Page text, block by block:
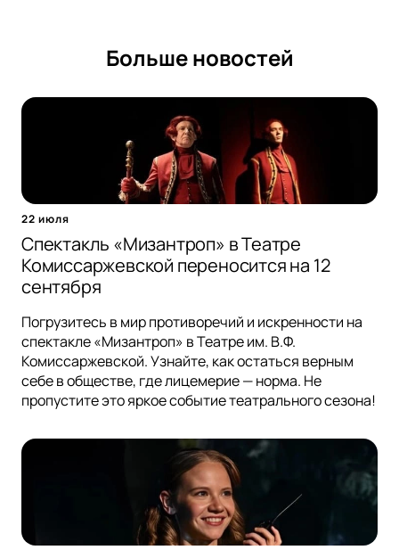
Больше новостей
22 июля
Спектакль «Мизантроп» в Театре
Комиссаржевской переносится на 12
сентября
Погрузитесь в мир противоречий и искренности на
спектакле «Мизантроп» в Театре им. В.Ф.
Комиссаржевской. Узнайте, как остаться верным
себе в обществе, где лицемерие — норма. Не
пропустите это яркое событие театрального сезона!